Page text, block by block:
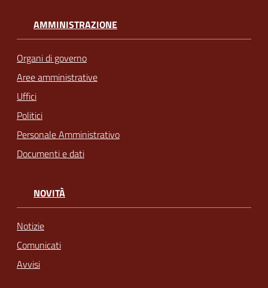
AMMINISTRAZIONE
Organi di governo
Aree amministrative
Uffici
Politici
Personale Amministrativo
Documenti e dati
NOVITÀ
Notizie
Comunicati
Avvisi